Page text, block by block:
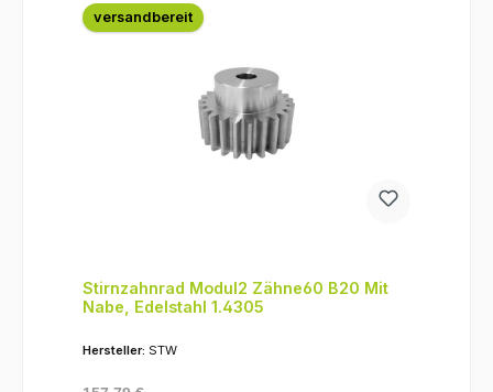
versandbereit
Stirnzahnrad Modul2 Zähne60 B20 Mit
Nabe, Edelstahl 1.4305
Hersteller: STW